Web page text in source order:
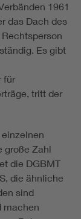
1961
das Dach des
Es gibt
für
tritt der
große Zahl
die DGBMT
die ähnliche
sind
machen